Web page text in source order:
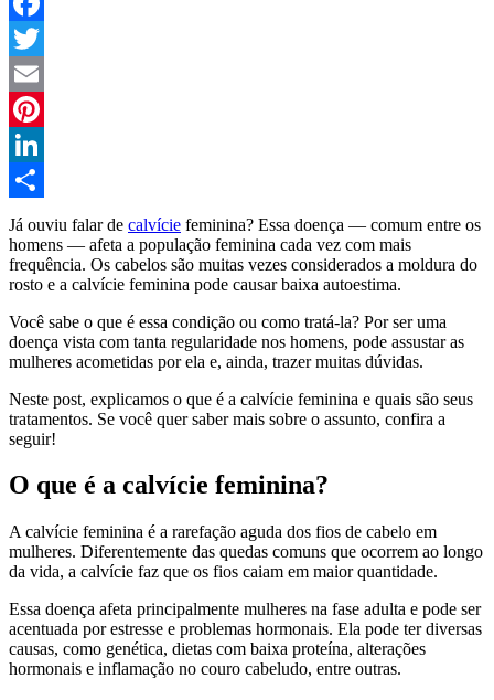
Facebook
Twitter
Email
Pinterest
LinkedIn
Compartilhar
Já ouviu falar de calvície feminina? Essa doença — comum entre os
homens — afeta a população feminina cada vez com mais
frequência. Os cabelos são muitas vezes considerados a moldura do
rosto e a calvície feminina pode causar baixa autoestima.
Você sabe o que é essa condição ou como tratá-la? Por ser uma
doença vista com tanta regularidade nos homens, pode assustar as
mulheres acometidas por ela e, ainda, trazer muitas dúvidas.
Neste post, explicamos o que é a calvície feminina e quais são seus
tratamentos. Se você quer saber mais sobre o assunto, confira a
seguir!
O que é a calvície feminina?
A calvície feminina é a rarefação aguda dos fios de cabelo em
mulheres. Diferentemente das quedas comuns que ocorrem ao longo
da vida, a calvície faz que os fios caiam em maior quantidade.
Essa doença afeta principalmente mulheres na fase adulta e pode ser
acentuada por estresse e problemas hormonais. Ela pode ter diversas
causas, como genética, dietas com baixa proteína, alterações
hormonais e inflamação no couro cabeludo, entre outras.